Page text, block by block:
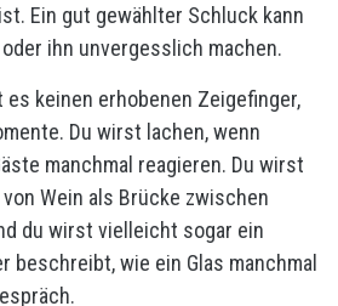
Ein gut gewählter Schluck kann
ihn unvergesslich machen.
keinen erhobenen Zeigefinger,
Du wirst lachen, wenn
manchmal reagieren. Du wirst
Wein als Brücke zwischen
du wirst vielleicht sogar ein
beschreibt, wie ein Glas manchmal